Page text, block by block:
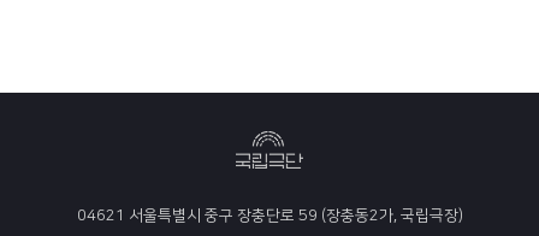
04621 서울특별시 중구 장충단로 59 (장충동2가, 국립극장)